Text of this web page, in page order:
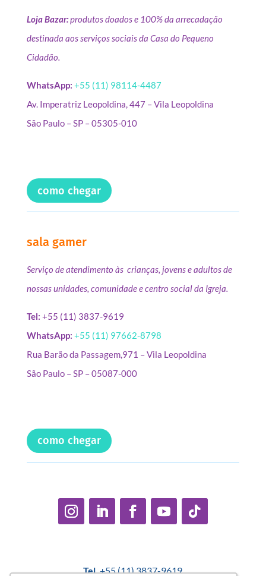
Loja Bazar:produtos doados e 100% da arrecadação
destinada aos serviços sociais da Casa do Pequeno
Cidadão.
WhatsApp: +55 (11) 98114-4487
Av. Imperatriz Leopoldina, 447 – Vila Leopoldina
São Paulo – SP – 05305-010
como chegar
sala gamer
Serviço de atendimento às crianças, jovens e adultos de
nossas unidades, comunidade e centro social da Igreja.
Tel: +55 (11) 3837-9619
WhatsApp: +55 (11) 97662-8798
Rua Barão da Passagem,971 – Vila Leopoldina
São Paulo – SP – 05087-000
como chegar
Tel.+55 (11) 3837-9619